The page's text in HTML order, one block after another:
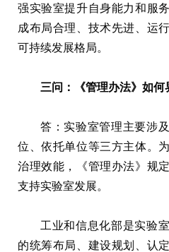
强实验室提升自身能力和服
成布局合理、技术先进、运
可持续发展格局。
三问：《管理办法》如何
答：实验室管理主要涉
位、依托单位等三方主体。
治理效能，《管理办法》规
支持实验室发展。
工业和信息化部是实验
的统筹布局、建设规划、认